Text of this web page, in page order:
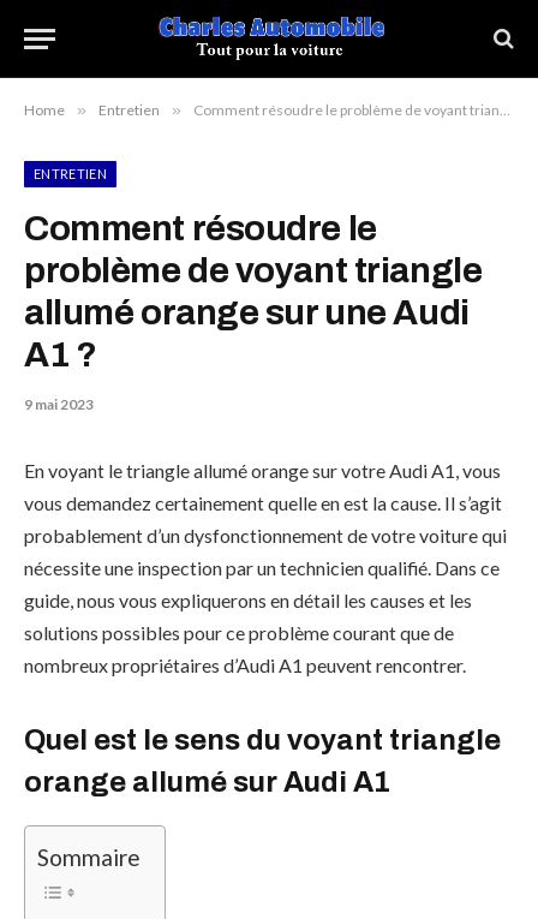
Home » Entretien » Comment résoudre le problème de voyant triangle allumé orange sur une Audi A1 ?
ENTRETIEN
Comment résoudre le
problème de voyant triangle
allumé orange sur une Audi
A1 ?
9 mai 2023
En voyant le triangle allumé orange sur votre Audi A1, vous
vous demandez certainement quelle en est la cause. Il s’agit
probablement d’un dysfonctionnement de votre voiture qui
nécessite une inspection par un technicien qualifié. Dans ce
guide, nous vous expliquerons en détail les causes et les
solutions possibles pour ce problème courant que de
nombreux propriétaires d’Audi A1 peuvent rencontrer.
Quel est le sens du voyant triangle
orange allumé sur Audi A1
Sommaire